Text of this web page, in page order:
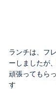
ランチは、フ
ーしましたが
頑張ってもら
す